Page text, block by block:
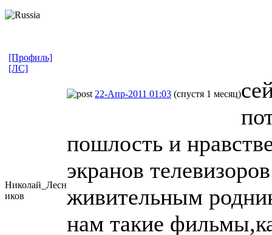
[Профиль]
[ЛС]
Николай_Лесн
иков
22-Апр-2011 01:03 (спустя 1 месяц)
пошлость и
экранов
живительным
нам такие